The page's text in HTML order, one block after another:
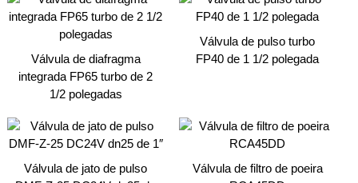
Válvula de diafragma
integrada FP65 turbo de 2
1/2 polegadas
Válvula de pulso turbo
FP40 de 1 1/2 polegada
Válvula de jato de pulso
Válvula de filtro de poeira